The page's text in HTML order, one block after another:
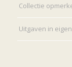
Collectie
Uitgaven in